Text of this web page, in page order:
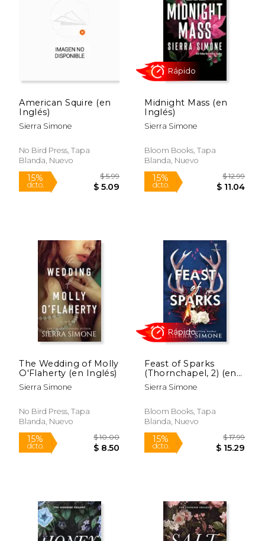
40%
dcto. $ 26.28
15%
dcto.
American Squire (en
Inglés)
Sierra Simone
No Bird Press, Tapa
Blanda, Nuevo
Midnight Mass (en
Inglés)
Sierra Simone
Bloom Books, Tapa
Blanda, Nuevo
The Wedding of Molly
O'Flaherty (en Inglés)
Sierra Simone
No Bird Press, Tapa
Blanda, Nuevo
Feast of Sparks
(Thornchapel, 2) (en
Inglés)
Sierra Simone
Bloom Books, Tapa
Blanda, Nuevo